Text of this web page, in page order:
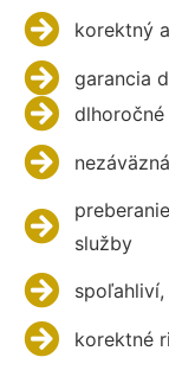
korektný
garancia
služby
korektné